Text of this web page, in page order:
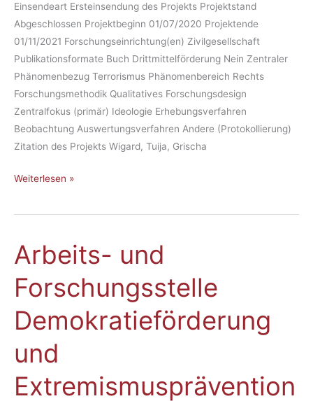
Einsendeart Ersteinsendung des Projekts Projektstand
Abgeschlossen Projektbeginn 01/07/2020 Projektende
01/11/2021 Forschungseinrichtung(en) Zivilgesellschaft
Publikationsformate Buch Drittmittelförderung Nein Zentraler
Phänomenbezug Terrorismus Phänomenbereich Rechts
Forschungsmethodik Qualitatives Forschungsdesign
Zentralfokus (primär) Ideologie Erhebungsverfahren
Beobachtung Auswertungsverfahren Andere (Protokollierung)
Zitation des Projekts Wigard, Tuija, Grischa
Weiterlesen »
Arbeits- und
Forschungsstelle
Demokratieförderung
und
Extremismusprävention
Arbeits-
und
Forschungsstelle
Demokratieförderung
und
Extremismusprävention